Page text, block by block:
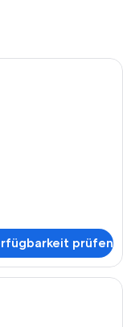
Blick auf einen
prüfen
Blick auf einen